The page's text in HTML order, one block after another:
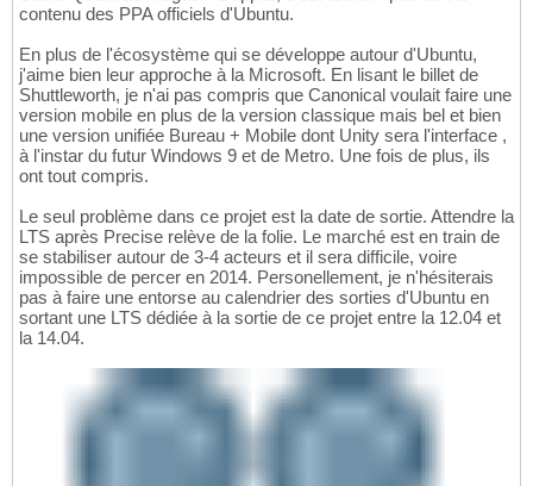
contenu des PPA officiels d'Ubuntu.
En plus de l'écosystème qui se développe autour d'Ubuntu,
j'aime bien leur approche à la Microsoft. En lisant le billet de
Shuttleworth, je n'ai pas compris que Canonical voulait faire une
version mobile en plus de la version classique mais bel et bien
une version unifiée Bureau + Mobile dont Unity sera l'interface ,
à l'instar du futur Windows 9 et de Metro. Une fois de plus, ils
ont tout compris.
Le seul problème dans ce projet est la date de sortie. Attendre la
LTS après Precise relève de la folie. Le marché est en train de
se stabiliser autour de 3-4 acteurs et il sera difficile, voire
impossible de percer en 2014. Personellement, je n'hésiterais
pas à faire une entorse au calendrier des sorties d'Ubuntu en
sortant une LTS dédiée à la sortie de ce projet entre la 12.04 et
la 14.04.